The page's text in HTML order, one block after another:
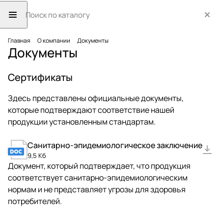
Главная О компании Документы
Документы
Сертификаты
Здесь представлены официальные документы,
которые подтверждают соответствие нашей
продукции установленным стандартам.
Санитарно-эпидемиологическое заключение
9,5 Кб
Документ, который подтверждает, что продукция
соответствует санитарно-эпидемиологическим
нормам и не представляет угрозы для здоровья
потребителей.